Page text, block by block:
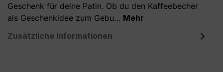
Geschenk für deine Patin. Ob du den Kaffeebecher
als Geschenkidee zum Gebu… Mehr
Zusätzliche Informationen